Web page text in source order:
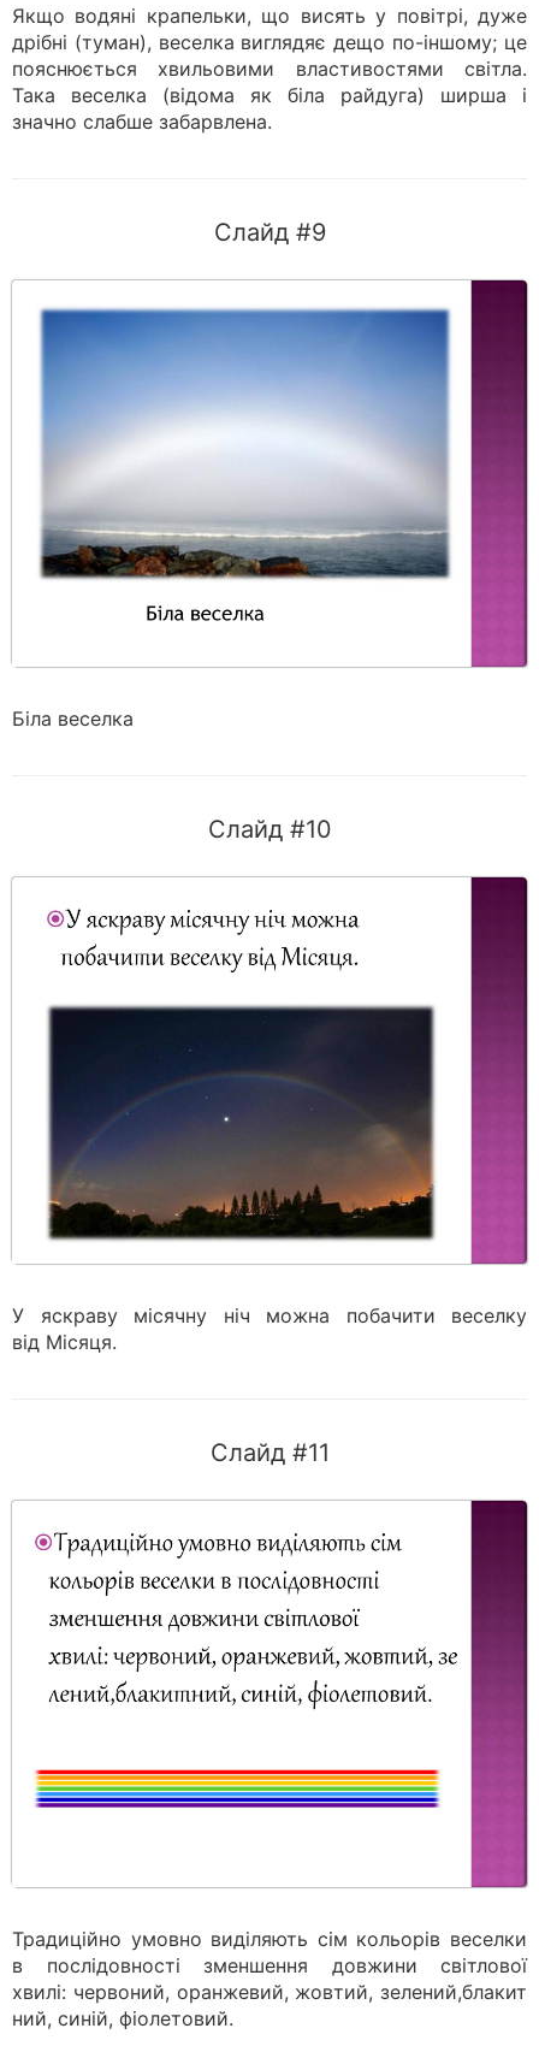
Якщо водяні крапельки, що висять у повітрі, дуже
дрібні (туман), веселка виглядяє дещо по-іншому; це
пояснюється хвильовими властивостями світла.
Така веселка (відома як біла райдуга) ширша і
значно слабше забарвлена.
Слайд #9
Біла веселка
Слайд #10
У яскраву місячну ніч можна побачити веселку
від Місяця.
Слайд #11
Традиційно умовно виділяють сім кольорів веселки
в послідовності зменшення довжини світлової
хвилі: червоний, оранжевий, жовтий, зелений,блакит
ний, синій, фіолетовий.